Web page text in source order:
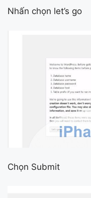
Nhấn chọn let’s go
Chọn Submit